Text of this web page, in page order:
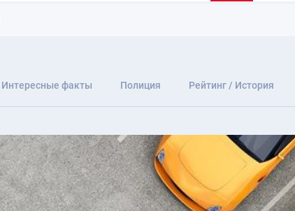
Интересные факты Полиция Рейтинг / История